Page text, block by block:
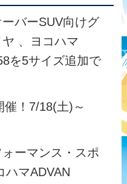
ーバーSUV向けグ
、ヨコハマ
を5サイズ追加で
！7/18(土)～
ォーマンス・スポ
ハマADVAN